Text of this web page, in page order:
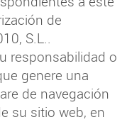
de
S.L..
responsabilidad o
genere una
de navegación
su sitio web, en